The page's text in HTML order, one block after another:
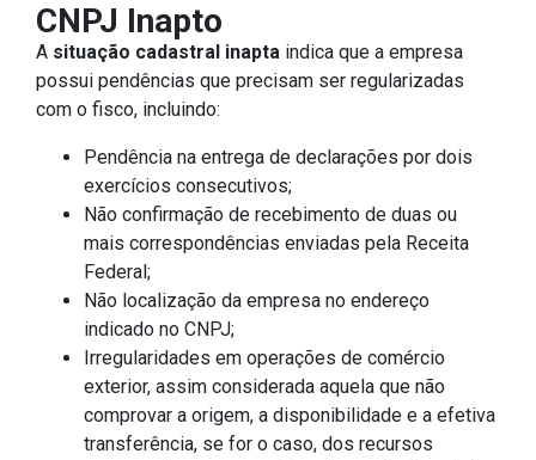
CNPJ Inapto
A situação cadastral inapta indica que a empresa
possui pendências que precisam ser regularizadas
com o fisco, incluindo:
Pendência na entrega de declarações por dois
exercícios consecutivos;
Não confirmação de recebimento de duas ou
mais correspondências enviadas pela Receita
Federal;
Não localização da empresa no endereço
indicado no CNPJ;
Irregularidades em operações de comércio
exterior, assim considerada aquela que não
comprovar a origem, a disponibilidade e a efetiva
transferência, se for o caso, dos recursos